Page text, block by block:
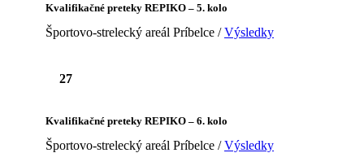
Kvalifikačné preteky REPIKO – 5. kolo
Športovo-strelecký areál Príbelce /Výsledky
27
Kvalifikačné preteky REPIKO – 6. kolo
Športovo-strelecký areál Príbelce /Výsledky